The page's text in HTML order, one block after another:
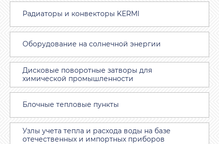
Радиаторы и конвекторы KERMI
Оборудование на солнечной энергии
Дисковые поворотные затворы для
химической промышленности
Блочные тепловые пункты
Узлы учета тепла и расхода воды на базе
отечественных и импортных приборов